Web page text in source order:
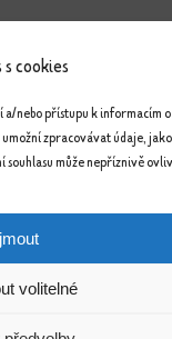
s cookies
a/nebo přístupu k informacím
zpracovávat údaje,
souhlasu může nepříznivě
volitelné